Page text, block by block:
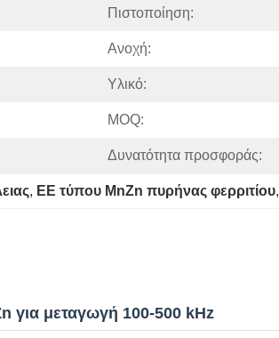
Πιστοποίηση:
Ανοχή:
Υλικό:
MOQ:
Δυνατότητα προσφοράς:
, EE τύπου MnZn πυρήνας φερριτίου,
για μεταγωγή 100-500 kHz